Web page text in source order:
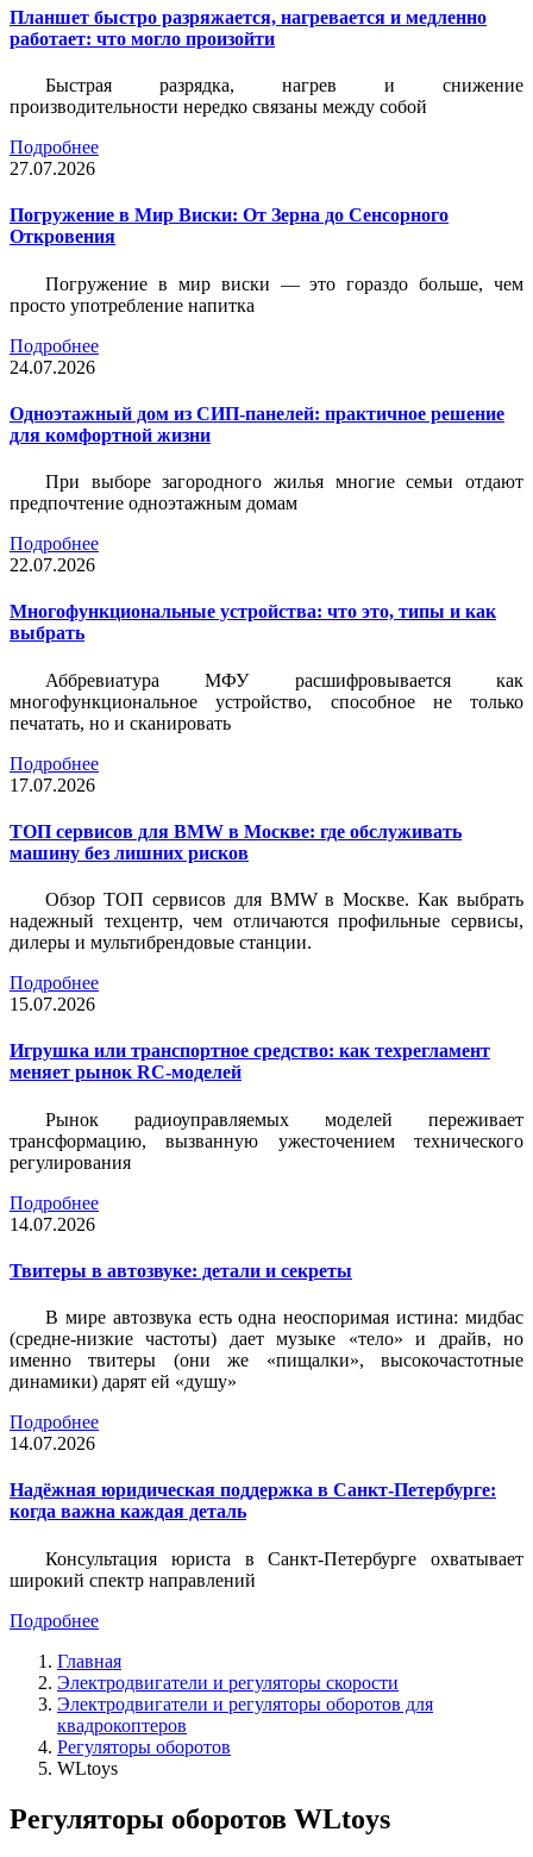
Планшет быстро разряжается, нагревается и медленно
работает: что могло произойти
Быстрая разрядка, нагрев и снижение
производительности нередко связаны между собой
Подробнее
27.07.2026
Погружение в Мир Виски: От Зерна до Сенсорного
Откровения
Погружение в мир виски — это гораздо больше, чем
просто употребление напитка
Подробнее
24.07.2026
Одноэтажный дом из СИП-панелей: практичное решение
для комфортной жизни
При выборе загородного жилья многие семьи отдают
предпочтение одноэтажным домам
Подробнее
22.07.2026
Многофункциональные устройства: что это, типы и как
выбрать
Аббревиатура МФУ расшифровывается как
многофункциональное устройство, способное не только
печатать, но и сканировать
Подробнее
17.07.2026
ТОП сервисов для BMW в Москве: где обслуживать
машину без лишних рисков
Обзор ТОП сервисов для BMW в Москве. Как выбрать
надежный техцентр, чем отличаются профильные сервисы,
дилеры и мультибрендовые станции.
Подробнее
15.07.2026
Игрушка или транспортное средство: как техрегламент
меняет рынок RC-моделей
Рынок радиоуправляемых моделей переживает
трансформацию, вызванную ужесточением технического
регулирования
Подробнее
14.07.2026
Твитеры в автозвуке: детали и секреты
В мире автозвука есть одна неоспоримая истина: мидбас
(средне-низкие частоты) дает музыке «тело» и драйв, но
именно твитеры (они же «пищалки», высокочастотные
динамики) дарят ей «душу»
Подробнее
14.07.2026
Надёжная юридическая поддержка в Санкт-Петербурге:
когда важна каждая деталь
Консультация юриста в Санкт-Петербурге охватывает
широкий спектр направлений
Подробнее
Главная
Электродвигатели и регуляторы скорости
Электродвигатели и регуляторы оборотов для
квадрокоптеров
Регуляторы оборотов
WLtoys
Регуляторы оборотов WLtoys